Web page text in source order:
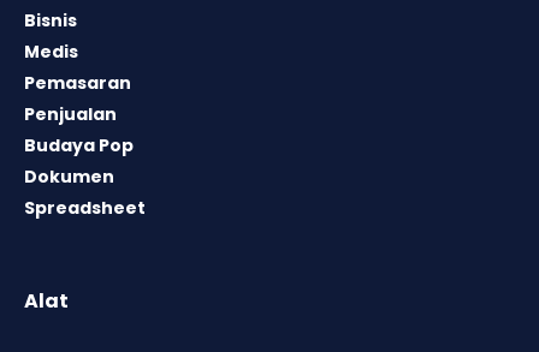
Bisnis
Medis
Pemasaran
Penjualan
Budaya Pop
Dokumen
Spreadsheet
Alat